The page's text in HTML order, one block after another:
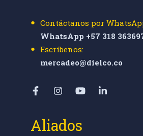
Contáctanos por
WhatsApp +57 318
Escríbenos:
mercadeo@dielco.co
Aliados